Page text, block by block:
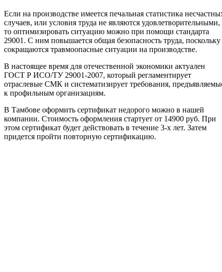
Если на производстве имеется печальная статистика
случаев, или условия труда не являются удовлетворительными,
то оптимизировать ситуацию можно при помощи стандарта
29001. С ним повышается общая безопасность труда, поскольку
сокращаются травмоопасные ситуации на производстве.
В настоящее время для отечественной экономики актуален
ГОСТ Р ИСО/ТУ 29001-2007, который регламентирует
отраслевые СМК и систематизирует требования,
к профильным организациям.
В Тамбове оформить сертификат недорого можно в нашей
компании. Стоимость оформления стартует от 14900 руб. При
этом сертификат будет действовать в течение 3-х лет. Затем
придется пройти повторную сертификацию.